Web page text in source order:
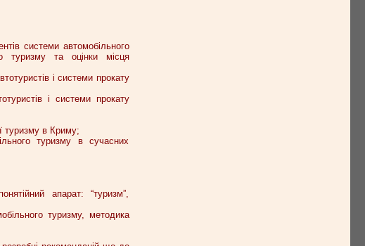
системи автомобільного
туризму та оцінки місця
і системи прокату
і системи прокату
туризму в Криму;
туризму в сучасних
апарат: “туризм”,
туризму, методика